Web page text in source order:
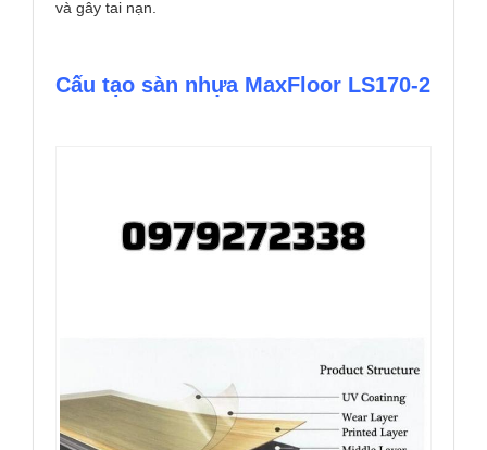
và gây tai nạn.
Cấu tạo sàn nhựa MaxFloor LS170-2